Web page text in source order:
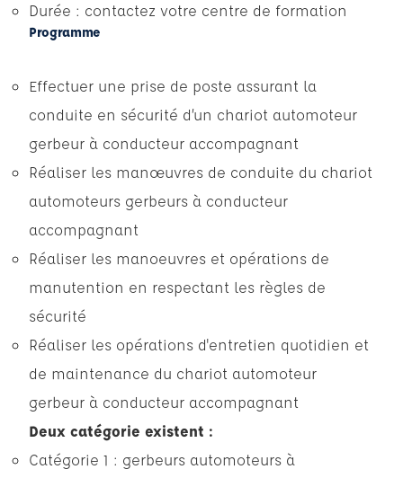
Durée : contactez votre centre de formation
Programme
Effectuer une prise de poste assurant la
conduite en sécurité d’un chariot automoteur
gerbeur à conducteur accompagnant
Réaliser les manœuvres de conduite du chariot
automoteurs gerbeurs à conducteur
accompagnant
Réaliser les manoeuvres et opérations de
manutention en respectant les règles de
sécurité
Réaliser les opérations d'entretien quotidien et
de maintenance du chariot automoteur
gerbeur à conducteur accompagnant
Deux catégorie existent :
Catégorie 1 : gerbeurs automoteurs à